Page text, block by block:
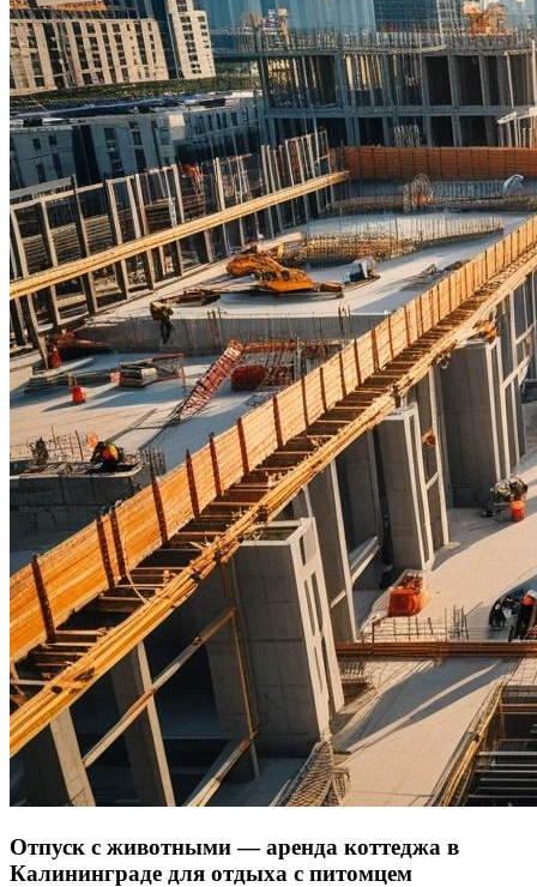
Отпуск с животными — аренда коттеджа в
Калининграде для отдыха с питомцем